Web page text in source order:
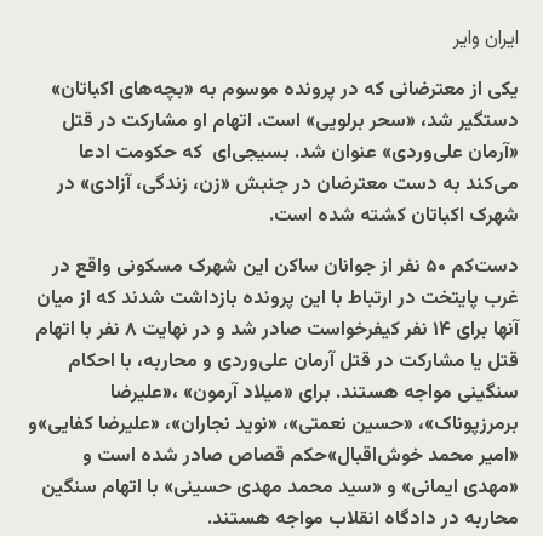
ایران وایر
یکی از معترضانی که در پرونده موسوم به «بچه‌های اکباتان»
دستگیر شد، «سحر برلویی» است. اتهام او مشارکت در قتل
«آرمان علی‌وردی» عنوان شد. بسیجی‌ای که حکومت ادعا
می‌کند به دست معترضان در جنبش «زن‌، زندگی‌، آزادی» در
شهرک اکباتان کشته شده است.
دست‌کم ۵۰ نفر از جوانان ساکن این شهرک مسکونی واقع در
غرب پایتخت در ارتباط با این پرونده بازداشت شدند که از میان
آنها برای ۱۴ نفر کیفرخواست صادر شد و در نهایت ۸ نفر با اتهام
قتل یا مشارکت در قتل آرمان علی‌وردی و محاربه، با احکام
سنگینی مواجه هستند. برای «میلاد آرمون» ،«علیرضا
برمرزپوناک»، «حسین نعمتی»، «نوید نجاران»، «علیرضا کفایی»و
«امیر محمد خوش‌اقبال»حکم قصاص صادر شده است و
«مهدی ایمانی» و «سید محمد مهدی حسینی» با اتهام سنگین
محاربه در دادگاه انقلاب مواجه هستند.